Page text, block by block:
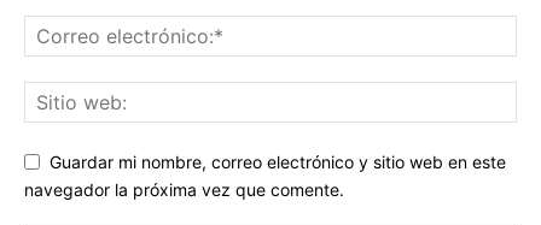
Guardar mi nombre, correo electrónico y sitio web en este
navegador la próxima vez que comente.